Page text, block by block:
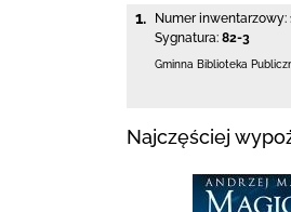
1. Numer inwentarzowy:
Sygnatura: 82-3
Gminna Biblioteka
Najczęściej